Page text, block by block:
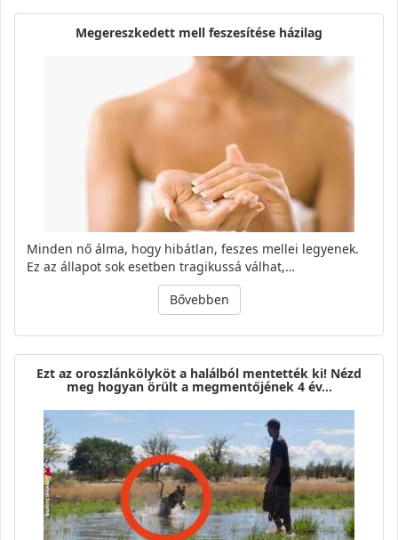
Megereszkedett mell feszesítése házilag
Minden nő álma, hogy hibátlan, feszes mellei legyenek.
Ez az állapot sok esetben tragikussá válhat,…
Bővebben
Ezt az oroszlánkölyköt a halálból mentették ki! Nézd
meg hogyan örült a megmentőjének 4 év…